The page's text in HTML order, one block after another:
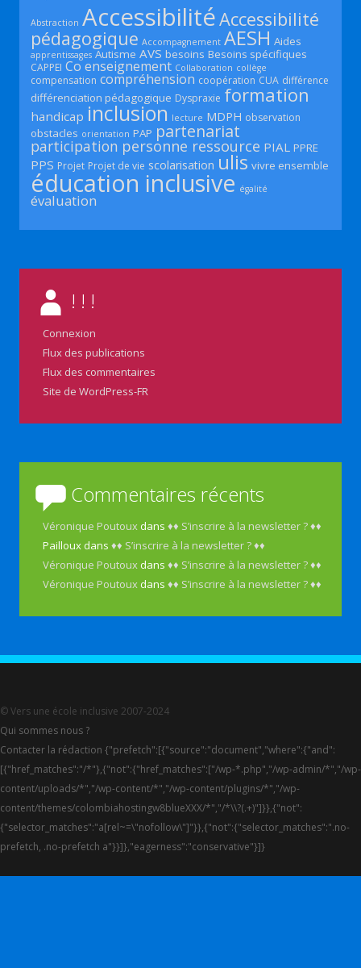
Abstraction AccessibilitéAccessibilité
pédagogique Accompagnement AESH Aides
apprentissages Autisme AVS besoins Besoins spécifiques
CAPPEI Co enseignement Collaboration collège
compensation compréhension coopération CUA différence
différenciation pédagogique Dyspraxie formation
handicap inclusion lecture MDPH observation
obstacles orientation PAP partenariat
participation personne ressource PIAL PPRE
PPS Projet Projet de vie scolarisation ulis vivre ensemble
éducation inclusive égalité
évaluation
! ! !
Connexion
Flux des publications
Flux des commentaires
Site de WordPress-FR
Commentaires récents
Véronique Poutoux dans♦♦ S’inscrire à la newsletter ? ♦♦
Pailloux dans♦♦ S’inscrire à la newsletter ? ♦♦
Véronique Poutoux dans♦♦ S’inscrire à la newsletter ? ♦♦
Véronique Poutoux dans♦♦ S’inscrire à la newsletter ? ♦♦
© Vers une école inclusive 2007-2024
Qui sommes nous ?
Contacter la rédaction {"prefetch":[{"source":"document","where":{"and":
[{"href_matches":"/*"},{"not":{"href_matches":["/wp-*.php","/wp-admin/*","/wp-
content/uploads/*","/wp-content/*","/wp-content/plugins/*","/wp-
content/themes/colombiahostingw8blueXXX/*","/*\\?(.+)"]}},{"not":
{"selector_matches":"a[rel~=\"nofollow\"]"}},{"not":{"selector_matches":".no-
prefetch, .no-prefetch a"}}]},"eagerness":"conservative"}]}